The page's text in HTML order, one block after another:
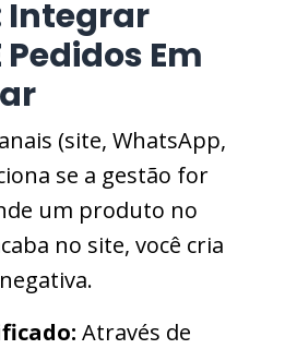
Integrar
Pedidos Em
(site, WhatsApp,
se a gestão for
um produto no
no site, você cria
Através de